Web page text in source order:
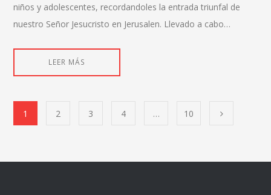
niños y adolescentes, recordandoles la entrada triunfal de
nuestro Señor Jesucristo en Jerusalen. Llevado a cabo…
LEER MÁS
1 2 3 4 … 10